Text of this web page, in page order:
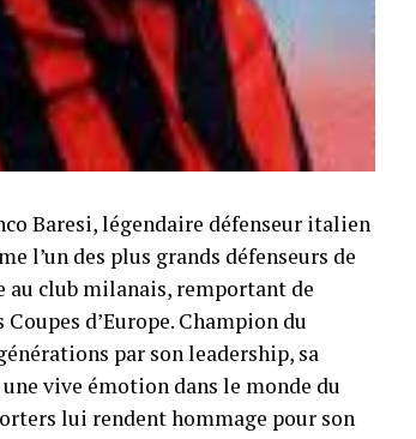
Baresi, légendaire défenseur italien
l’un des plus grands défenseurs de
au club milanais, remportant de
d’Europe. Champion du
par son leadership, sa
vive émotion dans le monde du
lui rendent hommage pour son